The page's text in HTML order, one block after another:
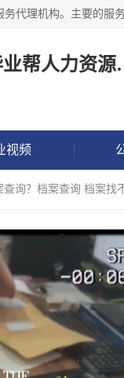
长沙高新技术
视频
询？档案查询 档案找